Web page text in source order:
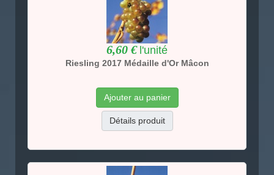
6,60 € l'unité
Riesling 2017 Médaille d'Or Mâcon
Ajouter au panier
Détails produit